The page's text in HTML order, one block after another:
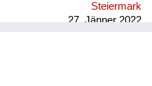
Steiermark
27. Jänner 2022